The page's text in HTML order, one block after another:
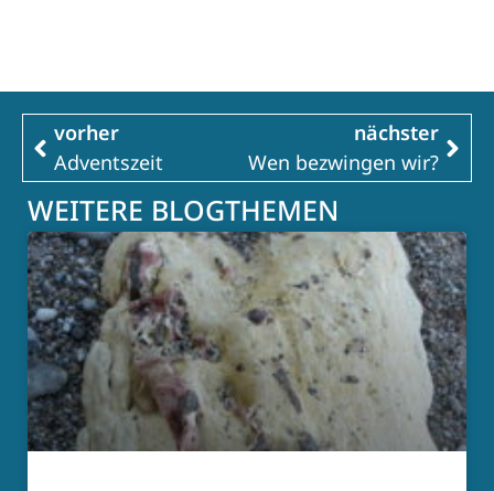
vorher
Adventszeit
nächster
Wen bezwingen wir?
WEITERE BLOGTHEMEN